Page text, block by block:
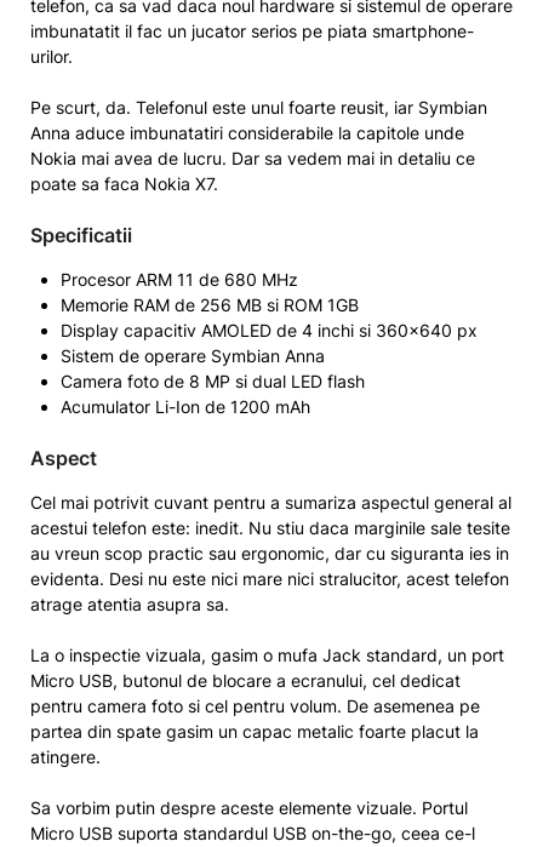
telefon, ca sa vad daca noul hardware si sistemul de operare
imbunatatit il fac un jucator serios pe piata smartphone-
urilor.
Pe scurt, da. Telefonul este unul foarte reusit, iar Symbian
Anna aduce imbunatatiri considerabile la capitole unde
Nokia mai avea de lucru. Dar sa vedem mai in detaliu ce
poate sa faca Nokia X7.
Specificatii
Procesor ARM 11 de 680 MHz
Memorie RAM de 256 MB si ROM 1GB
Display capacitiv AMOLED de 4 inchi si 360×640 px
Sistem de operare Symbian Anna
Camera foto de 8 MP si dual LED flash
Acumulator Li-Ion de 1200 mAh
Aspect
Cel mai potrivit cuvant pentru a sumariza aspectul general al
acestui telefon este: inedit. Nu stiu daca marginile sale tesite
au vreun scop practic sau ergonomic, dar cu siguranta ies in
evidenta. Desi nu este nici mare nici stralucitor, acest telefon
atrage atentia asupra sa.
La o inspectie vizuala, gasim o mufa Jack standard, un port
Micro USB, butonul de blocare a ecranului, cel dedicat
pentru camera foto si cel pentru volum. De asemenea pe
partea din spate gasim un capac metalic foarte placut la
atingere.
Sa vorbim putin despre aceste elemente vizuale. Portul
Micro USB suporta standardul USB on-the-go, ceea ce-l